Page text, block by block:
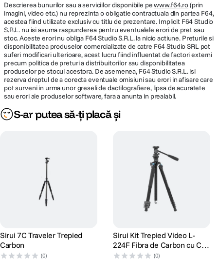
Descrierea bunurilor sau a serviciilor disponibile pewww.f64.ro(prin
imagini, video etc.) nu reprezinta o obligatie contractuala din partea F64,
acestea fiind utilizate exclusiv cu titlu de prezentare. Implicit F64 Studio
S.R.L. nu isi asuma raspunderea pentru eventualele erori de pret sau
stoc. Aceste erori nu obliga F64 Studio S.R.L. la nicio actiune. Preturile si
disponibilitatea produselor comercializate de catre F64 Studio SRL pot
suferi modificari ulterioare, acest lucru fiind influentat de factori externi
precum politica de preturi a distribuitorilor sau disponibilitatea
produselor pe stocul acestora. De asemenea, F64 Studio S.R.L. isi
rezerva dreptul de a corecta eventuale omisiuni sau erori in afisare care
pot surveni in urma unor greseli de dactilografiere, lipsa de acuratete
sau erori ale produselor software, fara a anunta in prealabil.
S-ar putea să-ți placă și
Sirui 7C Traveler Trepied
Carbon
(0)
Sirui Kit Trepied Video L-
224F Fibra de Carbon cu Cap
Video KV-5
(0)